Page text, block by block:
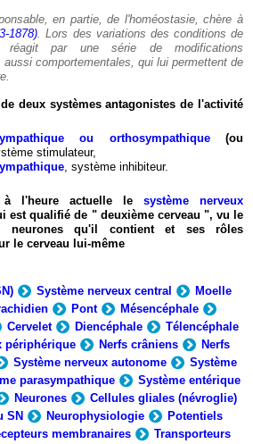
en partie, de l'homéostasie, chère à
1878). Lors des variations des conditions de
réagit par une série de modifications
comportementales, qui lui permettent de
deux systèmes antagonistes de l'activité
ou orthosympathique(ou
stimulateur,
, système inhibiteur.
à l'heure actuelle le système nerveux
est qualifié de " deuxième cerveau ", vu le
neurones qu'il contient et ses rôles
le cerveau lui-même
Système nerveux central
Moelle
Pont
Mésencéphale
Cervelet Diencéphale
Télencéphale
périphérique
Nerfs crâniens
Nerfs
Système nerveux autonome
Système
parasympathique
Système entérique
Neurones
Cellules gliales (névroglie)
SN
Neurophysiologie
Potentiels
membranaires
Transporteurs